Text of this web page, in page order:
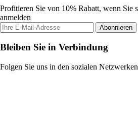
Profitieren Sie von 10% Rabatt, wenn Sie
anmelden
Abonnieren
Bleiben Sie in Verbindung
Folgen Sie uns in den sozialen Netzwerken